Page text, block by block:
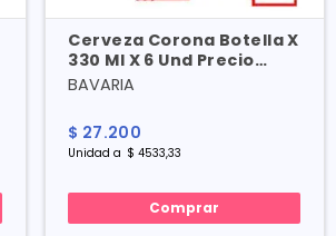
Cerveza Corona Botella X
330 Ml X 6 Und Precio
Especial
BAVARIA
$ 27.200
Unidad a $ 4533,33
Comprar